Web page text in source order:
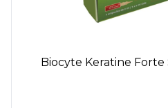
Biocyte Keratine